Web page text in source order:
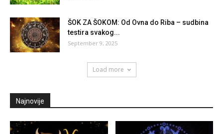
ŠOK ZA ŠOKOM: Od Ovna do Riba – sudbina
testira svakog...
September 9, 2025
Load more
Najnovije